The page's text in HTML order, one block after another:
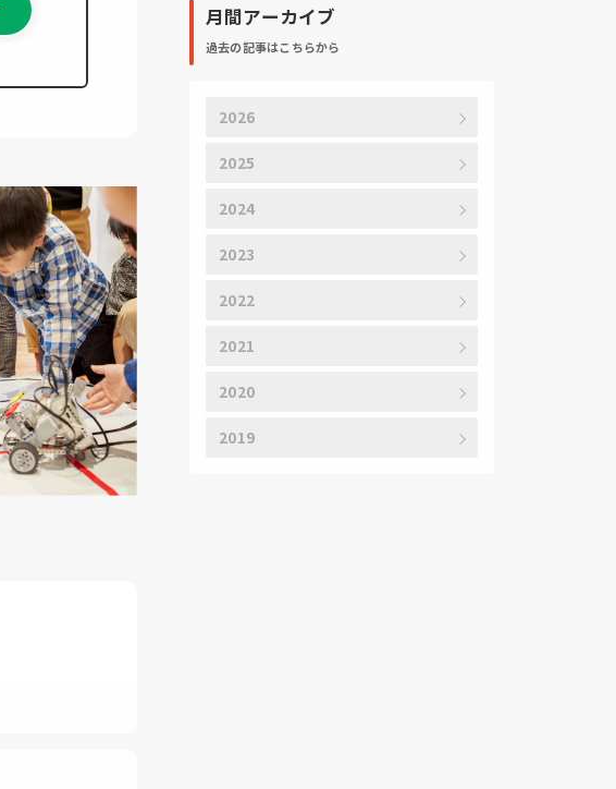
月間アーカイブ
過去の記事はこちらから
2026
2025
2024
2023
2022
2021
2020
2019